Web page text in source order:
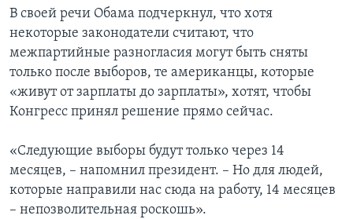
В своей речи Обама подчеркнул, что хотя
некоторые законодатели считают, что
межпартийные разногласия могут быть сняты
только после выборов, те американцы, которые
«живут от зарплаты до зарплаты», хотят, чтобы
Конгресс принял решение прямо сейчас.
«Следующие выборы будут только через 14
месяцев, – напомнил президент. – Но для людей,
которые направили нас сюда на работу, 14 месяцев
– непозволительная роскошь».